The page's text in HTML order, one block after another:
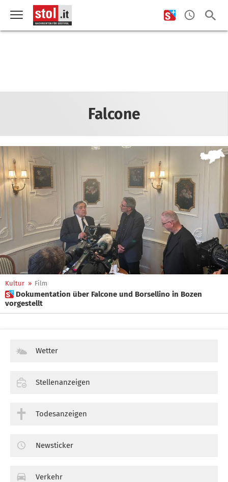
Falcone
Kultur » Film
 Dokumentation über Falcone und Borsellino in Bozen
vorgestellt
Wetter
Stellenanzeigen
Todesanzeigen
Newsticker
Verkehr